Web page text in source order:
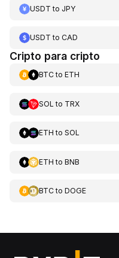
USDT to JPY
USDT to CAD
Cripto para cripto
BTCto ETH
SOL to TRX
ETH to SOL
ETH to BNB
BTCto DOGE